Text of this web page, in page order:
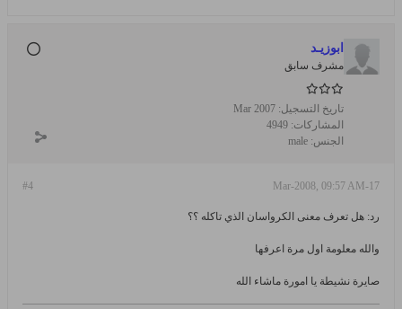
ابوزيـد
مشرف سابق
تاريخ التسجيل: Mar 2007
المشاركات: 4949
الجنس: male
#4 17-Mar-2008, 09:57 AM
رد: هل تعرف معنى الكرواسان الذي تاكله ؟؟
والله معلومة اول مرة اعرفها
صايرة نشيطة يا امورة ماشاء الله